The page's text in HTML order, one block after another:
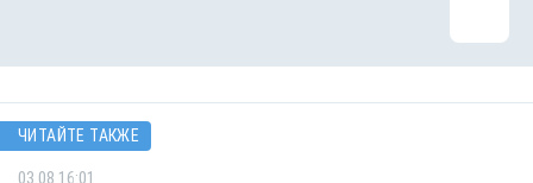
ЧИТАЙТЕ ТАКЖЕ
03.08 16:01